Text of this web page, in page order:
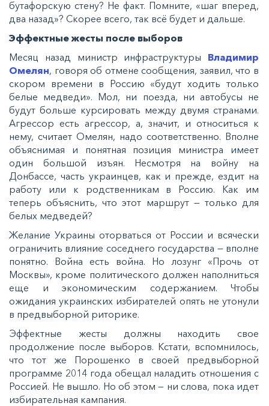
бутафорскую стену? Не факт. Помните, «шаг вперед,
два назад»? Скорее всего, так всё будет и дальше.
Эффектные жесты после выборов
Месяц назад министр инфраструктуры Владимир
Омелян, говоря об отмене сообщения, заявил, что в
скором времени в Россию «будут ходить только
белые медведи». Мол, ни поезда, ни автобусы не
будут больше курсировать между двумя странами.
Агрессор есть агрессор, а, значит, и относиться к
нему, считает Омелян, надо соответственно. Вполне
объяснимая и понятная позиция министра имеет
один большой изъян. Несмотря на войну на
Донбассе, часть украинцев, как и прежде, ездит на
работу или к родственникам в Россию. Как им
теперь объяснить, что этот маршрут — только для
белых медведей?
Желание Украины оторваться от России и всячески
ограничить влияние соседнего государства — вполне
понятно. Война есть война. Но лозунг «Прочь от
Москвы», кроме политического должен наполниться
еще и экономическим содержанием. Чтобы
ожидания украинских избирателей опять не утонули
в предвыборной риторике.
Эффектные жесты должны находить свое
продолжение после выборов. Кстати, вспомнилось,
что тот же Порошенко в своей предвыборной
программе 2014 года обещал наладить отношения с
Россией. Не вышло. Но об этом — ни слова, пока идет
избирательная кампания.